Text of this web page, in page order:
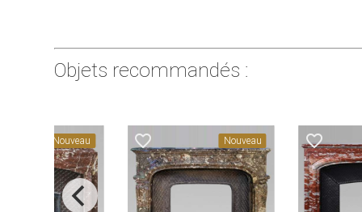
Objets recommandés :
Nouveau favorite_border
Nouveau